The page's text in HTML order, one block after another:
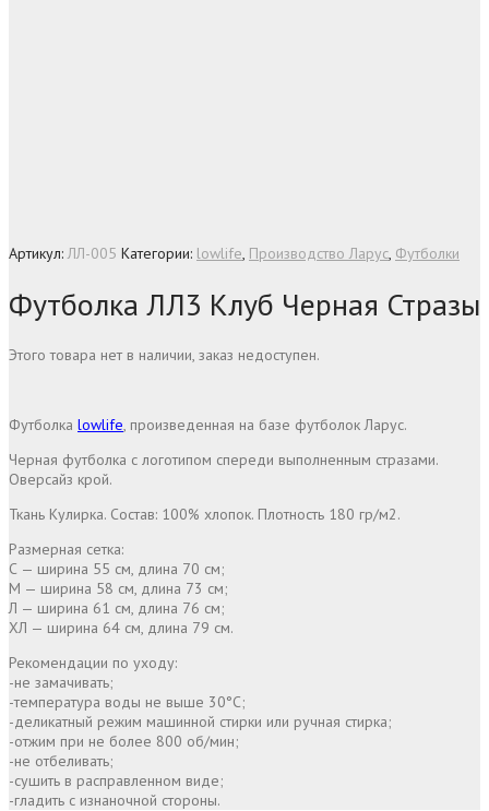
Артикул:ЛЛ-005 Категории: lowlife, Производство Ларус, Футболки
Футболка ЛЛ3 Клуб Черная Стразы
Этого товара нет в наличии, заказ недоступен.
Футболка lowlife , произведенная на базе футболок Ларус.
Черная футболка с логотипом спереди выполненным стразами.
Оверсайз крой.
Ткань Кулирка. Состав: 100% хлопок. Плотность 180 гр/м2.
Размерная сетка:
С — ширина 55 см, длина 70 см;
М — ширина 58 см, длина 73 см;
Л — ширина 61 см, длина 76 см;
ХЛ — ширина 64 см, длина 79 см.
Рекомендации по уходу:
-не замачивать;
-температура воды не выше 30°С;
-деликатный режим машинной стирки или ручная стирка;
-отжим при не более 800 об/мин;
-не отбеливать;
-сушить в расправленном виде;
-гладить с изнаночной стороны.